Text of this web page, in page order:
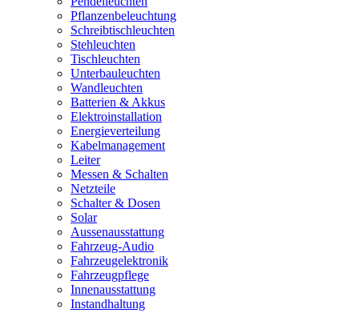
Pflanzenbeleuchtung
Schreibtischleuchten
Stehleuchten
Tischleuchten
Unterbauleuchten
Wandleuchten
Batterien & Akkus
Elektroinstallation
Energieverteilung
Kabelmanagement
Leiter
Messen & Schalten
Netzteile
Schalter & Dosen
Solar
Aussenausstattung
Fahrzeug-Audio
Fahrzeugelektronik
Fahrzeugpflege
Innenausstattung
Instandhaltung